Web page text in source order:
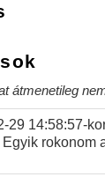
átmenetileg
29 14:58:57-
rokonom